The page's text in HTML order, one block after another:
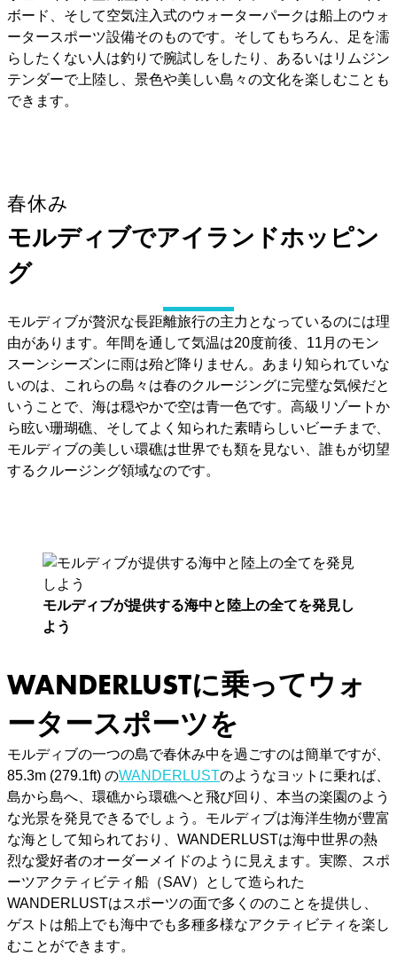
ボード、そして空気注入式のウォーターパークは船上のウォ
ータースポーツ設備そのものです。そしてもちろん、足を濡
らしたくない人は釣りで腕試しをしたり、あるいはリムジン
テンダーで上陸し、景色や美しい島々の文化を楽しむことも
できます。
春休み
モルディブでアイランドホッピン
グ
モルディブが贅沢な長距離旅行の主力となっているのには理
由があります。年間を通して気温は20度前後、11月のモン
スーンシーズンに雨は殆ど降りません。あまり知られていな
いのは、これらの島々は春のクルージングに完璧な気候だと
いうことで、海は穏やかで空は青一色です。高級リゾートか
ら眩い珊瑚礁、そしてよく知られた素晴らしいビーチまで、
モルディブの美しい環礁は世界でも類を見ない、誰もが切望
するクルージング領域なのです。
モルディブが提供する海中と陸上の全てを発見し
よう
WANDERLUSTに乗ってウォ
ータースポーツを
モルディブの一つの島で春休み中を過ごすのは簡単ですが、
85.3m (279.1ft) のWANDERLUSTのようなヨットに乗れば、
島から島へ、環礁から環礁へと飛び回り、本当の楽園のよう
な光景を発見できるでしょう。モルディブは海洋生物が豊富
な海として知られており、WANDERLUSTは海中世界の熱
烈な愛好者のオーダーメイドのように見えます。実際、スポ
ーツアクティビティ船（SAV）として造られた
WANDERLUSTはスポーツの面で多くののことを提供し、
ゲストは船上でも海中でも多種多様なアクティビティを楽し
むことができます。